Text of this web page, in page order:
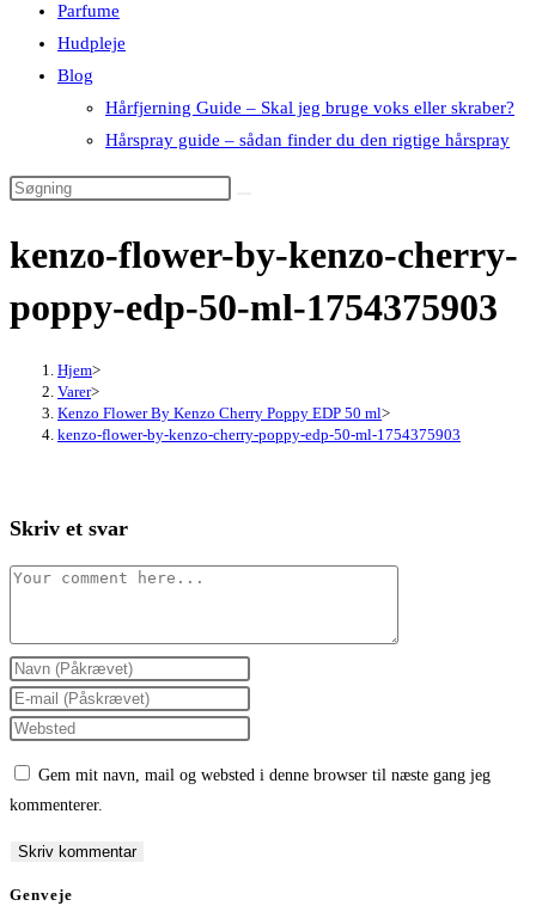
Parfume
Hudpleje
Blog
Hårfjerning Guide – Skal jeg bruge voks eller skraber?
Hårspray guide – sådan finder du den rigtige hårspray
kenzo-flower-by-kenzo-cherry-
poppy-edp-50-ml-1754375903
Hjem>
Varer>
Kenzo Flower By Kenzo Cherry Poppy EDP 50 ml>
kenzo-flower-by-kenzo-cherry-poppy-edp-50-ml-1754375903
Skriv et svar
Comment
Enter
your
name
comment
Enter
your
comment
Enter
(optional)
Gem mit navn, mail og websted i denne browser til næste gang jeg
kommenterer.
Genveje